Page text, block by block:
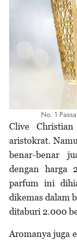
No. 1
Clive
aristokrat.
benar-benar
dengan harga
parfum ini
dikemas dalam
ditaburi 2.000
Aromanya juga